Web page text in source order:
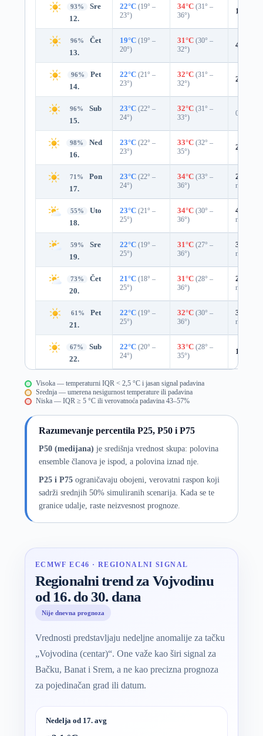
93%
Sre
12.
22°C (19° –
23°)
34°C (31° –
36°)
1%
96%
Čet
13.
19°C (19° –
20°)
31°C (30° –
32°)
4%
96%
Pet
14.
22°C (21° –
23°)
32°C (31° –
32°)
2%
96%
Sub
15.
23°C (22° –
24°)
32°C (31° –
33°)
0%
98%
Ned
16.
23°C (22° –
23°)
33°C (32° –
35°)
2%
71%
Pon
17.
23°C (22° –
24°)
34°C (33° –
36°)
25%
mm)
55%
Uto
18.
23°C (21° –
25°)
34°C (30° –
36°)
41%
mm)
59%
Sre
19.
22°C (19° –
25°)
31°C (27° –
36°)
37%
mm)
73%
Čet
20.
21°C (18° –
25°)
31°C (28° –
36°)
25%
mm)
61%
Pet
21.
22°C (19° –
25°)
32°C (30° –
36°)
33%
mm)
67%
Sub
22.
22°C (20° –
24°)
33°C (28° –
35°)
18%
Visoka — temperaturni IQR < 2,5 °C i jasan signal padavina
Srednja — umerena nesigurnost temperature ili padavina
Niska — IQR ≥ 5 °C ili verovatnoća padavina 43–57%
Razumevanje percentila P25, P50 i P75
P50 (medijana) je središnja vrednost skupa: polovina
ensemble članova je ispod, a polovina iznad nje.
P25 i P75ograničavaju obojeni, verovatni raspon koji
sadrži srednjih 50% simuliranih scenarija. Kada se te
granice udalje, raste neizvesnost prognoze.
ECMWF EC46 · REGIONALNI SIGNAL
Regionalni trend za Vojvodinu
od 16. do 30. dana
Nije dnevna prognoza
Vrednosti predstavljaju nedeljne anomalije za tačku
„Vojvodina (centar)“. One važe kao širi signal za
Bačku, Banat i Srem, a ne kao precizna prognoza
za pojedinačan grad ili datum.
Nedelja od 17. avg